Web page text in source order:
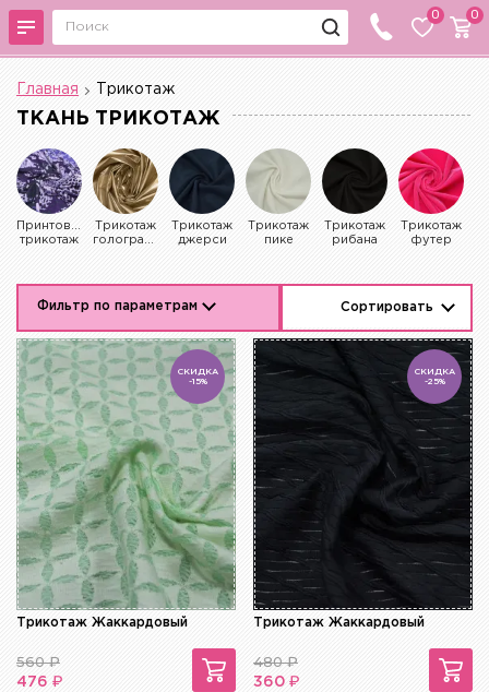
0 0
Главная Трикотаж
ТКАНЬ ТРИКОТАЖ
Принтованный
трикотаж
Трикотаж
голограмма
Трикотаж
джерси
Трикотаж
пике
Трикотаж
рибана
Трикотаж
футер
Фильтр по параметрам Сортировать
СКИДКА
-15%
Трикотаж Жаккардовый
560₽
476 ₽
СКИДКА
-25%
Трикотаж Жаккардовый
480₽
360 ₽